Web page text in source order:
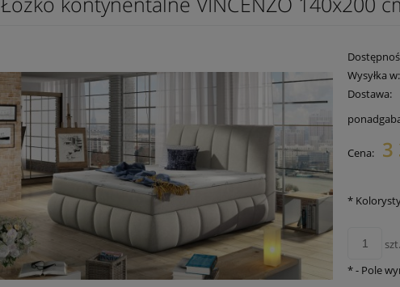
Wysyłka w:
Dostawa:
Cena nie zawiera
płatności
Cena: 3
*
szt.
*- Pole